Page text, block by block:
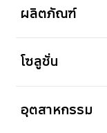
ผลิตภัณฑ์
โซลูชั่น
อุตสาหกรรม